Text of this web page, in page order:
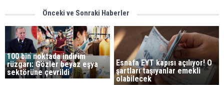
Önceki ve Sonraki Haberler
100 bin noktada indirim
rüzgarı: Gözler beyaz eşya
sektörüne çevrildi
Esnafa EYT kapısı açılıyor! O
şartları taşıyanlar emekli
olabilecek